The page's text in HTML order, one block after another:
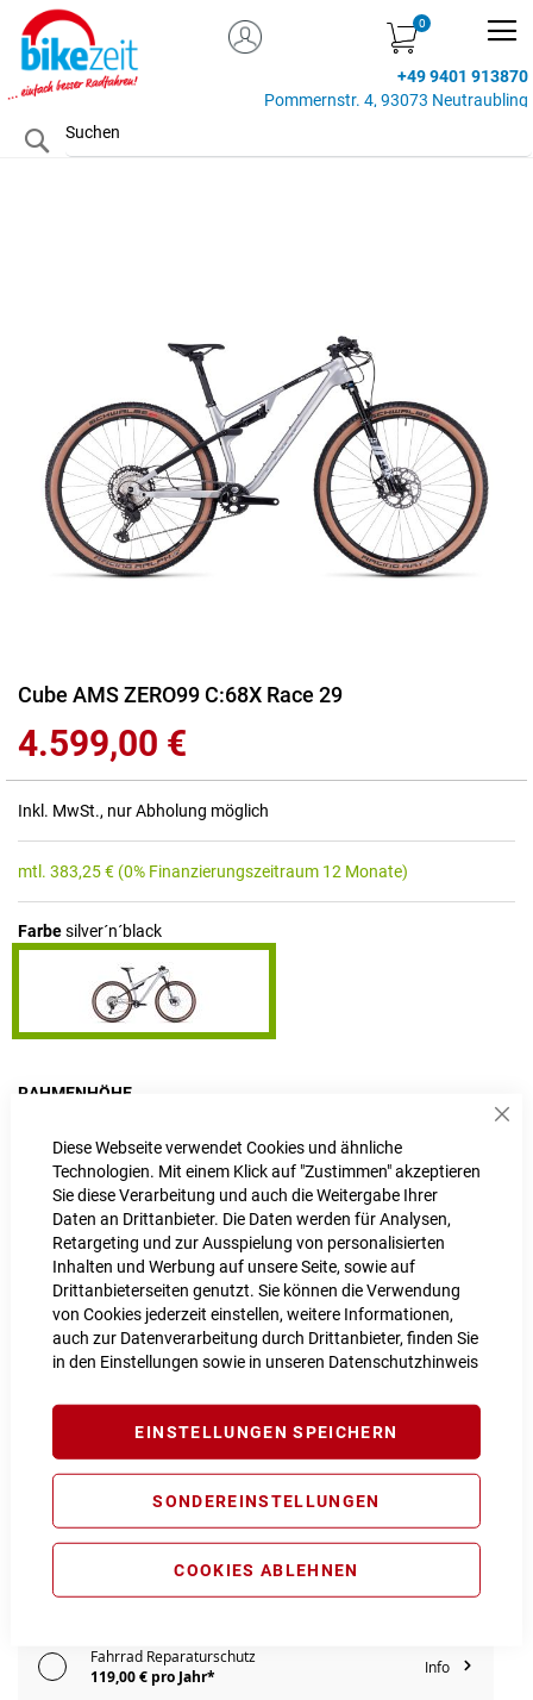
Diese Webseite verwendet Cookies und ähnliche
Technologien. Mit einem Klick auf "Zustimmen" akzeptieren
Sie diese Verarbeitung und auch die Weitergabe Ihrer
Daten an Drittanbieter. Die Daten werden für Analysen,
Retargeting und zur Ausspielung von personalisierten
Inhalten und Werbung auf unsere Seite, sowie auf
Drittanbieterseiten genutzt. Sie können die Verwendung
von Cookies jederzeit einstellen, weitere Informationen,
auch zur Datenverarbeitung durch Drittanbieter, finden Sie
in den Einstellungen sowie in unseren Datenschutzhinweis
EINSTELLUNGEN SPEICHERN
SONDEREINSTELLUNGEN
COOKIES ABLEHNEN
MEIN KONTO
+49 9401 913870
Pommernstr. 4, 93073 Neutraubling
Search
Zum
der
Bildgalerie
springen
Cube AMS ZERO99 C:68X Race 29
4.599,00 €
Inkl. MwSt., nur Abholung möglich
mtl. 383,25€ (0% Finanzierungszeitraum 12 Monate)
Farbesilver´n´black
RAHMENHÖHE
IN DEN WARENKORB
PROBEFAHRT VEREINBAREN
Vergleichsliste: hinzufügen |ansehen
Produktanfrage stellen
Extra Schutz? Jetzt Tarife entdecken!
Fahrrad Komplettschutz
Fahrrad Reparaturschutz
119,00 € pro Jahr*
Info